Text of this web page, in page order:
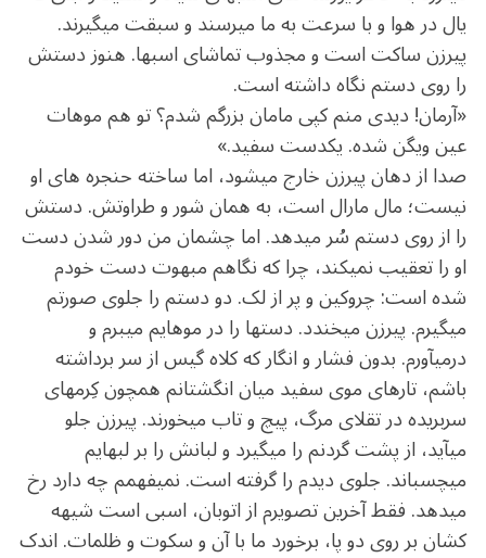
یال در هوا و با سرعت به ما می‏رسند و سبقت می‏گیرند.
پیرزن ساکت است و مجذوب تماشای اسب‏ها. هنوز دستش
را روی دستم نگاه داشته است.
«آرمان! دیدی منم کپی مامان ‏بزرگم شدم؟ تو هم موهات
عین ویگن شده. یکدست سفید.»
صدا از دهان پیرزن خارج می‏شود، اما ساخته حنجره‏ های او
نیست؛ مال مارال است، به همان شور و طراوتش. دستش
را از روی دستم سُر می‏دهد. اما چشمان من دور شدن دست
او را تعقیب نمی‏کند، چرا که نگاهم مبهوت دست خودم
شده است: چروکین و پر از لک. دو دستم را جلوی صورتم
می‏گیرم. پیرزن می‏خندد. دست‏ها را در موهایم می‏برم و
درمی‏آورم. بدون فشار و انگار که کلاه‏ گیس از سر برداشته
باشم، تارهای موی سفید میان انگشتانم همچون کِرم‏های
سربریده در تقلای مرگ، پیچ و تاب می‏خورند. پیرزن جلو
می‏آید، از پشت گردنم را می‏گیرد و لبانش را بر لب‏هایم
می‏چسباند. جلوی دیدم را گرفته است. نمی‏فهمم چه دارد رخ
می‏دهد. فقط آخرین تصویرم از اتوبان، اسبی است شیهه‏
کشان بر روی دو پا، برخورد ما با آن و سکوت و ظلمات. اندک